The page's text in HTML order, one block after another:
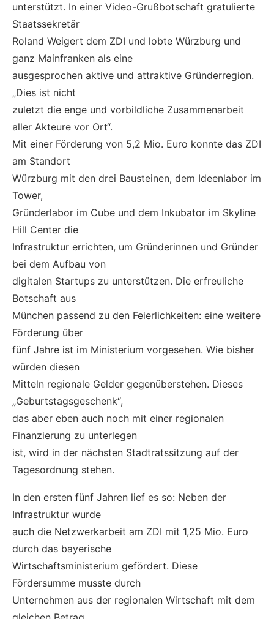
unterstützt. In einer Video-Grußbotschaft gratulierte
Staatssekretär
Roland Weigert dem ZDI und lobte Würzburg und
ganz Mainfranken als eine
ausgesprochen aktive und attraktive Gründerregion.
„Dies ist nicht
zuletzt die enge und vorbildliche Zusammenarbeit
aller Akteure vor Ort“.
Mit einer Förderung von 5,2 Mio. Euro konnte das ZDI
am Standort
Würzburg mit den drei Bausteinen, dem Ideenlabor im
Tower,
Gründerlabor im Cube und dem Inkubator im Skyline
Hill Center die
Infrastruktur errichten, um Gründerinnen und Gründer
bei dem Aufbau von
digitalen Startups zu unterstützen. Die erfreuliche
Botschaft aus
München passend zu den Feierlichkeiten: eine weitere
Förderung über
fünf Jahre ist im Ministerium vorgesehen. Wie bisher
würden diesen
Mitteln regionale Gelder gegenüberstehen. Dieses
„Geburtstagsgeschenk“,
das aber eben auch noch mit einer regionalen
Finanzierung zu unterlegen
ist, wird in der nächsten Stadtratssitzung auf der
Tagesordnung stehen.
In den ersten fünf Jahren lief es so: Neben der
Infrastruktur wurde
auch die Netzwerkarbeit am ZDI mit 1,25 Mio. Euro
durch das bayerische
Wirtschaftsministerium gefördert. Diese
Fördersumme musste durch
Unternehmen aus der regionalen Wirtschaft mit dem